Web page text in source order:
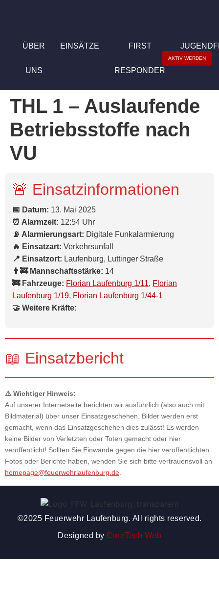
ÜBER
UNS
EINSÄTZE FIRST
RESPONDER
AKTIV WERDEN
THL 1 – Auslaufende
Betriebsstoffe nach
VU
🚨 Einsatzinformationen
📅 Datum: 13. Mai 2025
⏰ Alarmzeit: 12:54 Uhr
📡 Alarmierungsart: Digitale Funkalarmierung
🔥 Einsatzart: Verkehrsunfall
📍 Einsatzort: Laufenburg, Luttinger Straße
👨‍🚒 Mannschaftsstärke: 14
🚒 Fahrzeuge: Florian Laufenburg 1/11, Florian
Laufenburg 1/19, Florian Laufenburg 1/44-1
🤝 Weitere Kräfte:
📖 Einsatzbericht
⚠️ Wichtiger Hinweis:
Auf unserer Internetseite berichten wir ausführlich (also auch mit
Bildmaterial) über unser Einsatzgeschehen. Bilder werden erst
gemacht, wenn das Einsatzgeschehen dies zulässt! Es werden
keine Bilder von Verletzten oder Toten gemacht oder hier
veröffentlicht! Sollten Sie Einwände gegen die hier veröffentlichten
Fotos oder Berichte haben, wenden Sie sich bitte vertrauensvoll an
homepage@feuerwehrlaufenburg.de.
©2025 Feuerwehr Laufenburg. All rights reserved.
Designed by CoreTech Web